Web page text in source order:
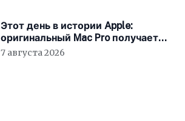
Этот день в истории Apple:
оригинальный Mac Pro получает
мощный процессор Intel
7 августа 2026